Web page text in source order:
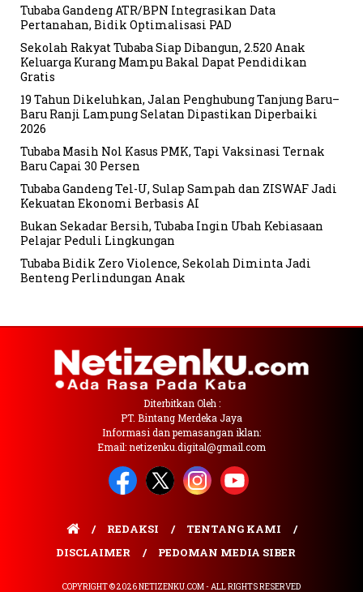
Tubaba Gandeng ATR/BPN Integrasikan Data
Pertanahan, Bidik Optimalisasi PAD
Sekolah Rakyat Tubaba Siap Dibangun, 2.520 Anak
Keluarga Kurang Mampu Bakal Dapat Pendidikan
Gratis
19 Tahun Dikeluhkan, Jalan Penghubung Tanjung Baru–
Baru Ranji Lampung Selatan Dipastikan Diperbaiki
2026
Tubaba Masih Nol Kasus PMK, Tapi Vaksinasi Ternak
Baru Capai 30 Persen
Tubaba Gandeng Tel-U, Sulap Sampah dan ZISWAF Jadi
Kekuatan Ekonomi Berbasis AI
Bukan Sekadar Bersih, Tubaba Ingin Ubah Kebiasaan
Pelajar Peduli Lingkungan
Tubaba Bidik Zero Violence, Sekolah Diminta Jadi
Benteng Perlindungan Anak
Diterbitkan Oleh :
PT. Bintang Merdeka Jaya
Informasi dan pemasangan iklan:
Email: netizenku.digital@gmail.com
REDAKSI
TENTANG KAMI
DISCLAIMER
PEDOMAN MEDIA SIBER
COPYRIGHT © 2026 NETIZENKU.COM - ALL RIGHTS RESERVED